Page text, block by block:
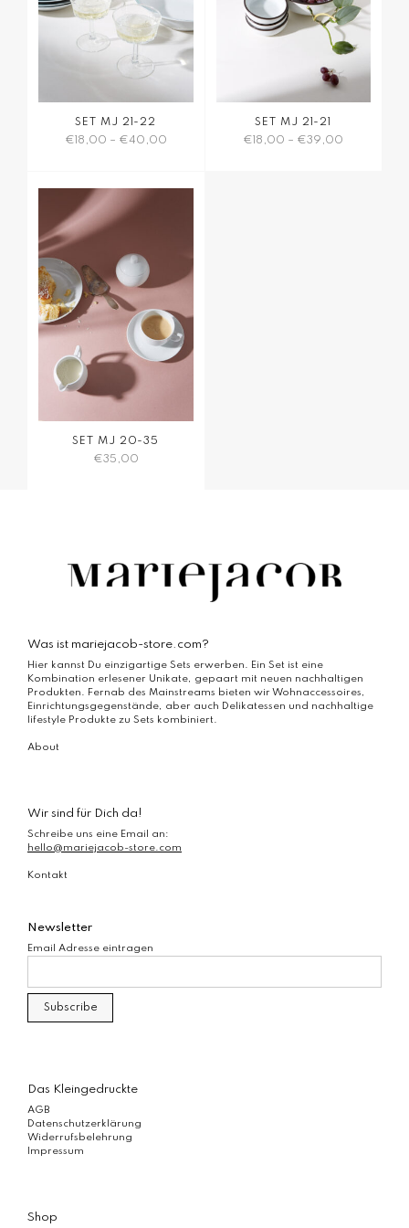
der
Produktseite
gewählt
werden
der
Produktseite
gewählt
werden
SET MJ 21-22
€ 18,00 – €40,00
mehrere
Die
Optionen
können
auf
der
Produktseite
gewählt
werden
SET MJ 21-21
€ 18,00 – €39,00
SET MJ 20-35
€35,00
Was ist mariejacob-store.com?
Hier kannst Du einzigartige Sets erwerben. Ein Set ist eine
Kombination erlesener Unikate, gepaart mit neuen nachhaltigen
Produkten. Fernab des Mainstreams bieten wir Wohnaccessoires,
Einrichtungsgegenstände, aber auch Delikatessen und nachhaltige
lifestyle Produkte zu Sets kombiniert.
About
Wir sind für Dich da!
Schreibe uns eine Email an:
hello@mariejacob-store.com
Kontakt
Newsletter
Email Adresse eintragen
Das Kleingedruckte
AGB
Datenschutzerklärung
Widerrufsbelehrung
Impressum
Shop